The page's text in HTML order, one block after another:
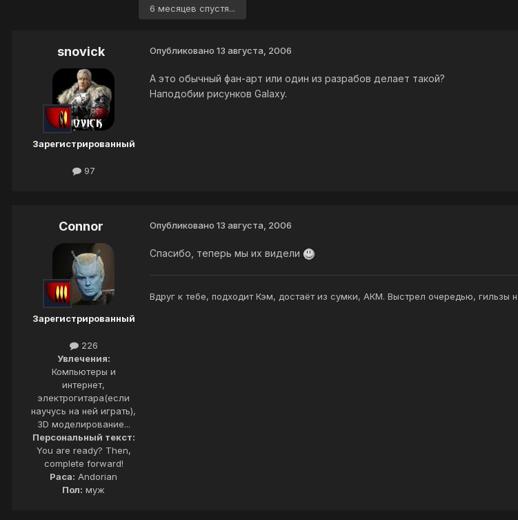
6 месяцев спустя...
snovick
Зарегистрированный
97
Опубликовано 13 августа, 2006
А это обычный фан-арт или один из разрабов делает такой?
Наподобии рисунков Galaxy.
Connor
Зарегистрированный
226
Увлечения:
Компьютеры и
интернет,
электрогитара(если
научусь на ней играть),
3D моделирование...
Персональный текст:
You are ready? Then,
complete forward!
Раса: Andorian
Пол: муж
Опубликовано 13 августа, 2006
Спасибо, теперь мы их видели
Вдруг к тебе, подходит Кэм, достаёт из сумки, АКМ. Выстрел очередью, гильзы